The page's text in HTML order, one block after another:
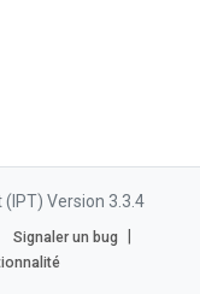
Version 3.3.4
Signaler un bug